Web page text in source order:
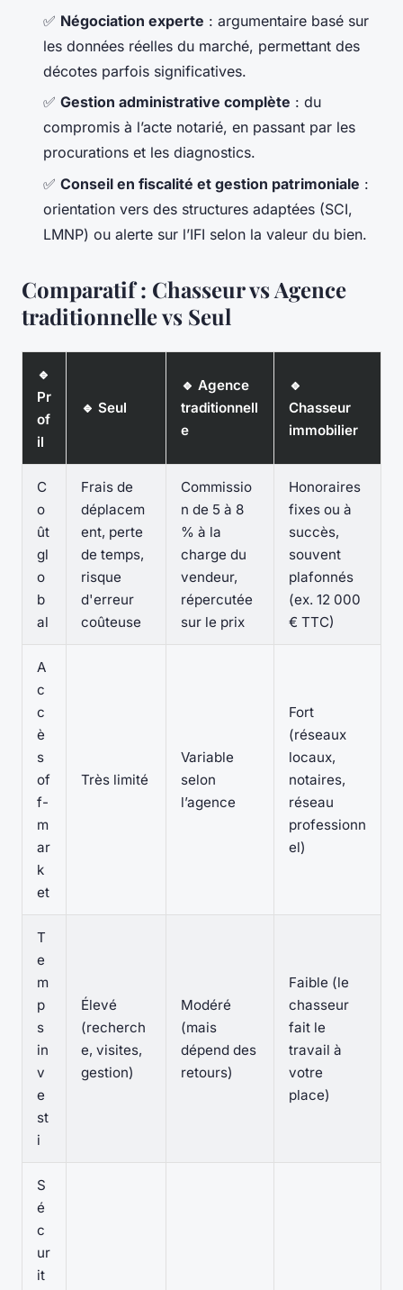
✅ Négociation experte : argumentaire basé sur
les données réelles du marché, permettant des
décotes parfois significatives.
✅ Gestion administrative complète : du
compromis à l’acte notarié, en passant par les
procurations et les diagnostics.
✅ Conseil en fiscalité et gestion patrimoniale :
orientation vers des structures adaptées (SCI,
LMNP) ou alerte sur l’IFI selon la valeur du bien.
Comparatif : Chasseur vs Agence
traditionnelle vs Seul
🔹
Pr
of
il
🔹 Seul
🔹 Agence
traditionnell
e
🔹
Chasseur
immobilier
C
o
ût
gl
o
b
al
Frais de
déplacem
ent, perte
de temps,
risque
d'erreur
coûteuse
Commissio
n de 5 à 8
% à la
charge du
vendeur,
répercutée
sur le prix
Honoraires
fixes ou à
succès,
souvent
plafonnés
(ex. 12 000
€ TTC)
A
c
c
è
s
of
f-
m
ar
k
et
Très limité
Variable
selon
l’agence
Fort
(réseaux
locaux,
notaires,
réseau
professionn
el)
T
e
m
p
s
in
v
e
st
i
Élevé
(recherch
e, visites,
gestion)
Modéré
(mais
dépend des
retours)
Faible (le
chasseur
fait le
travail à
votre
place)
S
é
c
ur
it